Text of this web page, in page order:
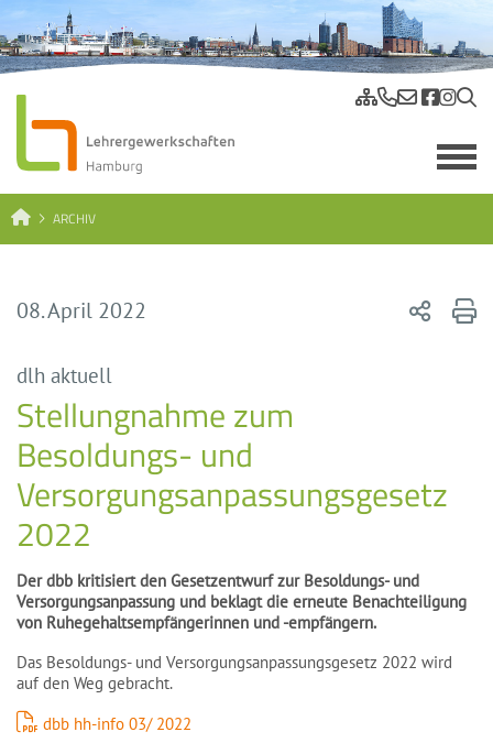
ARCHIV
08. April 2022
dlh aktuell
Stellungnahme zum
Besoldungs- und
Versorgungsanpassungsgesetz
2022
Der dbb kritisiert den Gesetzentwurf zur Besoldungs- und
Versorgungsanpassung und beklagt die erneute Benachteiligung
von Ruhegehaltsempfängerinnen und -empfängern.
Das Besoldungs- und Versorgungsanpassungsgesetz 2022 wird
auf den Weg gebracht.
dbb hh-info 03/ 2022